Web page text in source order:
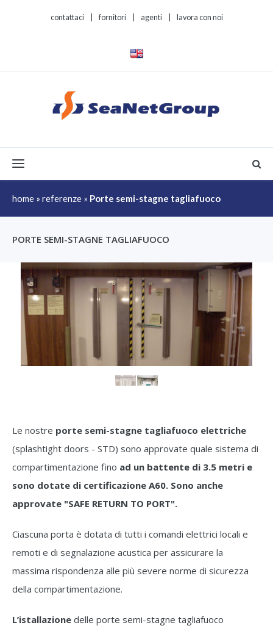
contattaci fornitori agenti lavora con noi
Toggle navigation
home » referenze » Porte semi-stagne tagliafuoco
PORTE SEMI-STAGNE TAGLIAFUOCO
Le nostre porte semi-stagne tagliafuoco elettriche
(splashtight doors - STD) sono approvate quale sistema di
compartimentazione fino ad un battente di 3.5 metri e
sono dotate di certificazione A60. Sono anche
approvate "SAFE RETURN TO PORT".
Ciascuna porta è dotata di tutti i comandi elettrici locali e
remoti e di segnalazione acustica per assicurare la
massima rispondenza alle più severe norme di sicurezza
della compartimentazione.
L’istallazione delle porte semi-stagne tagliafuoco